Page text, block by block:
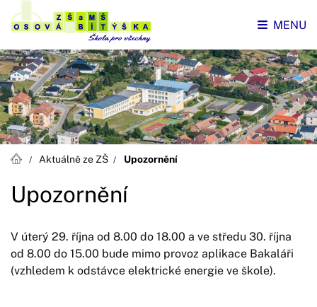
MENU
Aktuálně ze ZŠ Upozornění
Upozornění
V úterý 29. října od 8.00 do 18.00 a ve středu 30. října
od 8.00 do 15.00 bude mimo provoz aplikace Bakaláři
(vzhledem k odstávce elektrické energie ve škole).